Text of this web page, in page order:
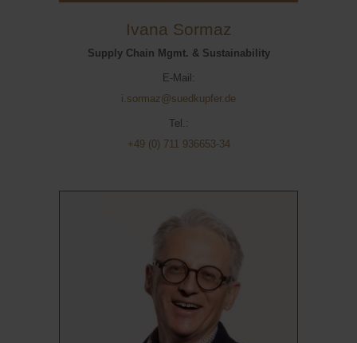
Ivana Sormaz
Supply Chain Mgmt. & Sustainability
E-Mail:
i.sormaz@suedkupfer.de
Tel.:
+49 (0) 711 936653-34